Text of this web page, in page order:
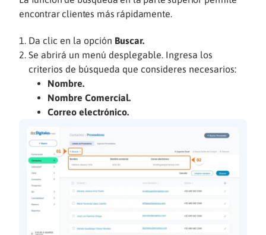
encontrar clientes más rápidamente.
Da clic en la opción Buscar.
Se abrirá un menú desplegable. Ingresa los
criterios de búsqueda que consideres necesarios:
Nombre.
Nombre Comercial.
Correo electrónico.